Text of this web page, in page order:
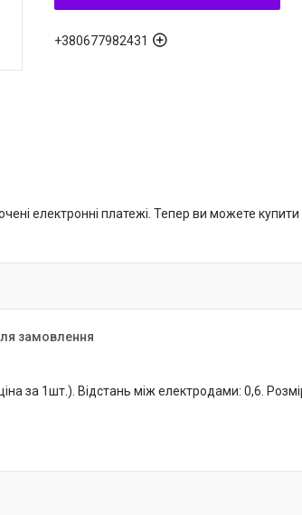
+380677982431
електронні платежі. Тепер ви можете
замовлення
за 1шт.). Відстань між електродами: 0,6.